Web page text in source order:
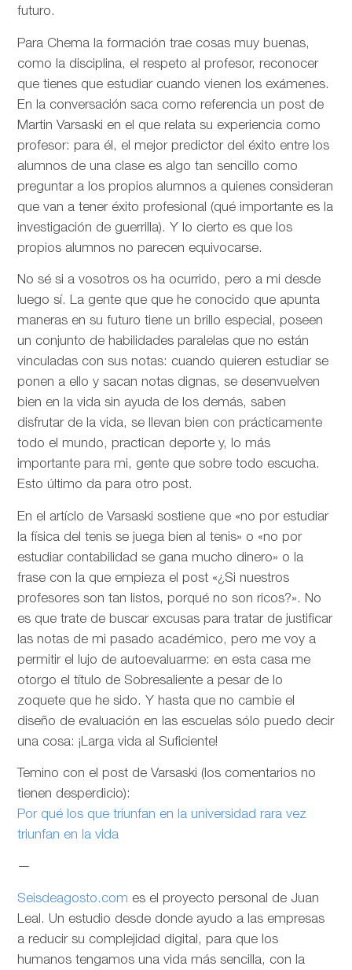
futuro.
Para Chema la formación trae cosas muy buenas,
como la disciplina, el respeto al profesor, reconocer
que tienes que estudiar cuando vienen los exámenes.
En la conversación saca como referencia un post de
Martin Varsaski en el que relata su experiencia como
profesor: para él, el mejor predictor del éxito entre los
alumnos de una clase es algo tan sencillo como
preguntar a los propios alumnos a quienes consideran
que van a tener éxito profesional (qué importante es la
investigación de guerrilla). Y lo cierto es que los
propios alumnos no parecen equivocarse.
No sé si a vosotros os ha ocurrido, pero a mi desde
luego sí. La gente que que he conocido que apunta
maneras en su futuro tiene un brillo especial, poseen
un conjunto de habilidades paralelas que no están
vinculadas con sus notas: cuando quieren estudiar se
ponen a ello y sacan notas dignas, se desenvuelven
bien en la vida sin ayuda de los demás, saben
disfrutar de la vida, se llevan bien con prácticamente
todo el mundo, practican deporte y, lo más
importante para mi, gente que sobre todo escucha.
Esto último da para otro post.
En el artíclo deVarsaski sostiene que «no por estudiar
la física del tenis se juega bien al tenis» o «no por
estudiar contabilidad se gana mucho dinero» o la
frase con la que empieza el post «¿Si nuestros
profesores son tan listos, porqué no son ricos?». No
es que trate de buscar excusas para tratar de justificar
las notas de mi pasado académico, pero me voy a
permitir el lujo de autoevaluarme: en esta casa me
otorgo el título de Sobresaliente a pesar de lo
zoquete que he sido. Y hasta que no cambie el
diseño de evaluación en las escuelas sólo puedo decir
una cosa: ¡Larga vida al Suficiente!
Temino con el post de Varsaski (los comentarios no
tienen desperdicio):
Por qué los que triunfan en la universidad rara vez
triunfan en la vida
—
Seisdeagosto.com es el proyecto personal de Juan
Leal. Un estudio desde donde ayudo a las empresas
a reducir su complejidad digital, para que los
humanos tengamos una vida más sencilla, con la